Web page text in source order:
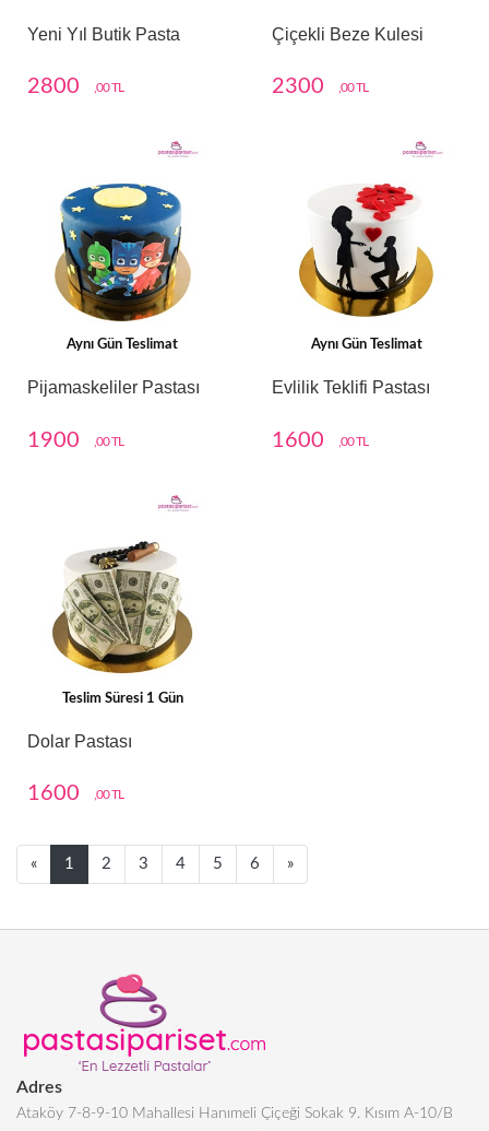
Yeni Yıl Butik Pasta
2800 ,00 TL
Çiçekli Beze Kulesi
2300 ,00 TL
Aynı Gün Teslimat
Pijamaskeliler Pastası
1900 ,00 TL
Aynı Gün Teslimat
Evlilik Teklifi Pastası
1600 ,00 TL
Teslim Süresi 1 Gün
Dolar Pastası
1600 ,00 TL
«Next1 2 3 4 5 6 »Next
Adres
Ataköy 7-8-9-10 Mahallesi Hanımeli Çiçeği Sokak 9. Kısım A-10/B